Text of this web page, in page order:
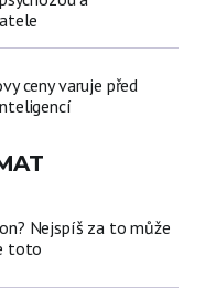
ceny varuje před
Nejspíš za to může
toto